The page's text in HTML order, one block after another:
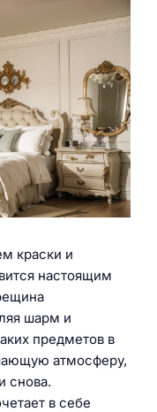
в себе
краски и
настоящим
шарм и
предметов в
атмосферу,
снова.